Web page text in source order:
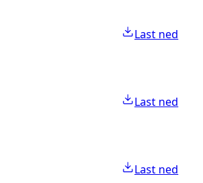
Last ned
Last ned
Last ned